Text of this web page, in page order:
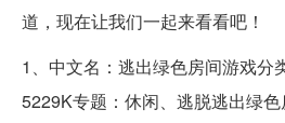
道，现在让我们一起来看看吧！
1、中文名：逃出绿色房间游戏分
5229K专题：休闲、逃脱逃出绿色